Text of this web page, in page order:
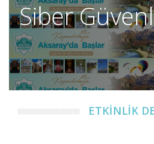
Siber
ETKİNLİK